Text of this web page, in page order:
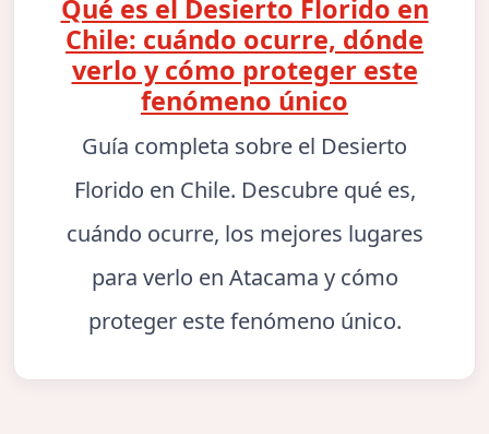
Qué es el Desierto Florido en
Chile: cuándo ocurre, dónde
verlo y cómo proteger este
fenómeno único
Guía completa sobre el Desierto
Florido en Chile. Descubre qué es,
cuándo ocurre, los mejores lugares
para verlo en Atacama y cómo
proteger este fenómeno único.